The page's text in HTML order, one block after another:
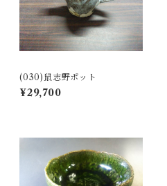
(030)鼠志野ポット
¥29,700